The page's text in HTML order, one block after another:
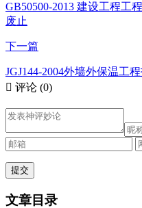
GB50500-2013 建设工程工
废止
下一篇
JGJ144-2004外墙外保温工
 评论 (0)
文章目录